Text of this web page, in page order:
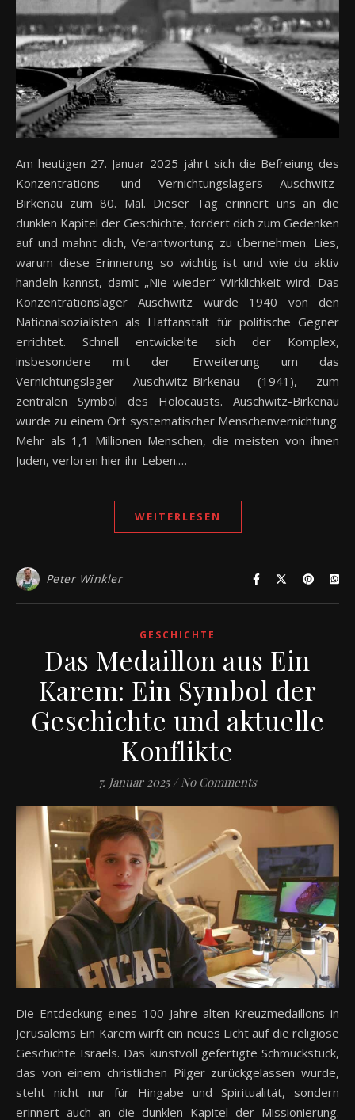
Am heutigen 27. Januar 2025 jährt sich die Befreiung des
Konzentrations- und Vernichtungslagers Auschwitz-
Birkenau zum 80. Mal. Dieser Tag erinnert uns an die
dunklen Kapitel der Geschichte, fordert dich zum Gedenken
auf und mahnt dich, Verantwortung zu übernehmen. Lies,
warum diese Erinnerung so wichtig ist und wie du aktiv
handeln kannst, damit „Nie wieder“ Wirklichkeit wird. Das
Konzentrationslager Auschwitz wurde 1940 von den
Nationalsozialisten als Haftanstalt für politische Gegner
errichtet. Schnell entwickelte sich der Komplex,
insbesondere mit der Erweiterung um das
Vernichtungslager Auschwitz-Birkenau (1941), zum
zentralen Symbol des Holocausts. Auschwitz-Birkenau
wurde zu einem Ort systematischer Menschenvernichtung.
Mehr als 1,1 Millionen Menschen, die meisten von ihnen
Juden, verloren hier ihr Leben.…
WEITERLESEN
Peter Winkler
GESCHICHTE
Das Medaillon aus Ein
Karem: Ein Symbol der
Geschichte und aktuelle
Konflikte
7. Januar 2025 / No Comments
Die Entdeckung eines 100 Jahre alten Kreuzmedaillons in
Jerusalems Ein Karem wirft ein neues Licht auf die religiöse
Geschichte Israels. Das kunstvoll gefertigte Schmuckstück,
das von einem christlichen Pilger zurückgelassen wurde,
steht nicht nur für Hingabe und Spiritualität, sondern
erinnert auch an die dunklen Kapitel der Missionierung.